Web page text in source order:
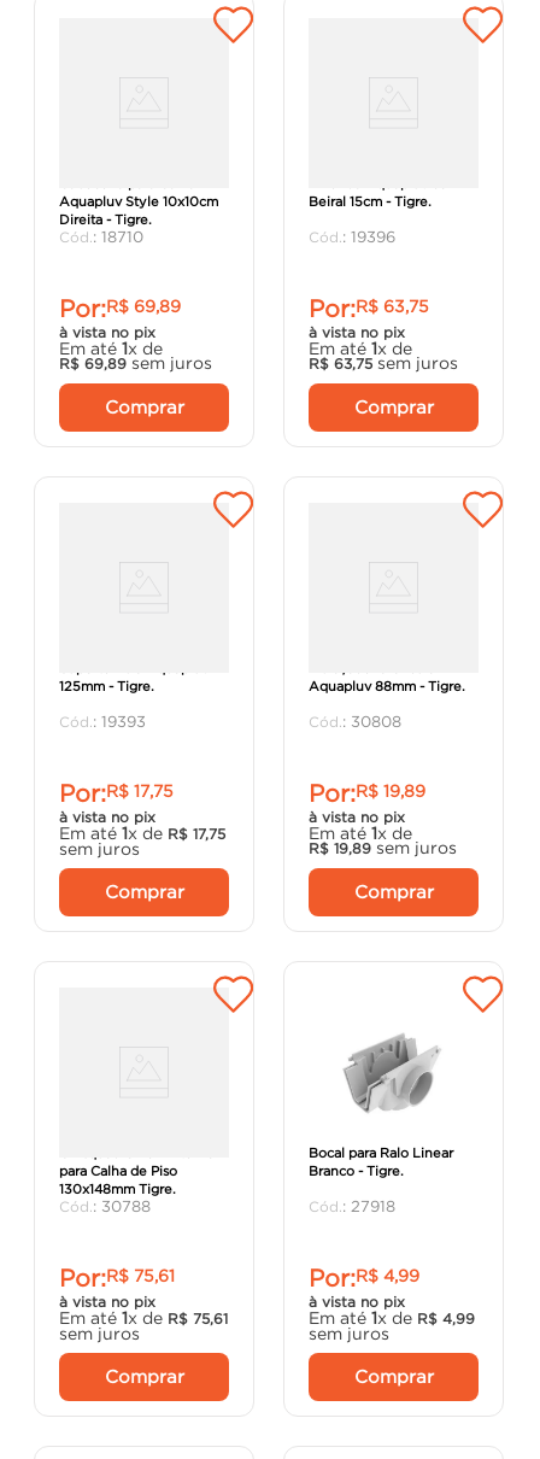
Aquapluv Style 10x10cm
Direita - Tigre.
: 18710
Por:R$ 69,89
à vista no pix
Em até 1x de
R$ 69,89 sem juros
Comprar
Beiral 15cm - Tigre.
: 19396
Por:R$ 63,75
à vista no pix
Em até 1x de
R$ 63,75 sem juros
Comprar
125mm - Tigre.
: 19393
Por:R$ 17,75
à vista no pix
Em até 1x de R$ 17,75
sem juros
Comprar
Aquapluv 88mm - Tigre.
: 30808
Por:R$ 19,89
à vista no pix
Em até 1x de
R$ 19,89 sem juros
Comprar
para Calha de Piso
130x148mm Tigre.
: 30788
Por:R$ 75,61
à vista no pix
Em até 1x de R$ 75,61
sem juros
Comprar
Bocal para Ralo Linear
Branco - Tigre.
: 27918
Por:R$ 4,99
à vista no pix
Em até 1x de R$ 4,99
sem juros
Comprar